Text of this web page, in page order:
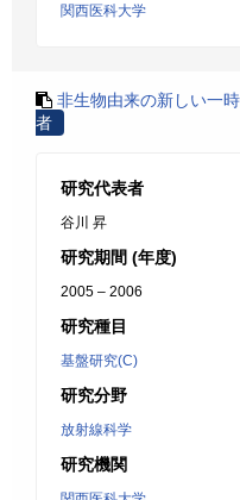
関西医科大学
非生物由来の新しい一
者
研究代表者
谷川 昇
研究期間 (年度)
2005 – 2006
研究種目
基盤研究(C)
研究分野
放射線科学
研究機関